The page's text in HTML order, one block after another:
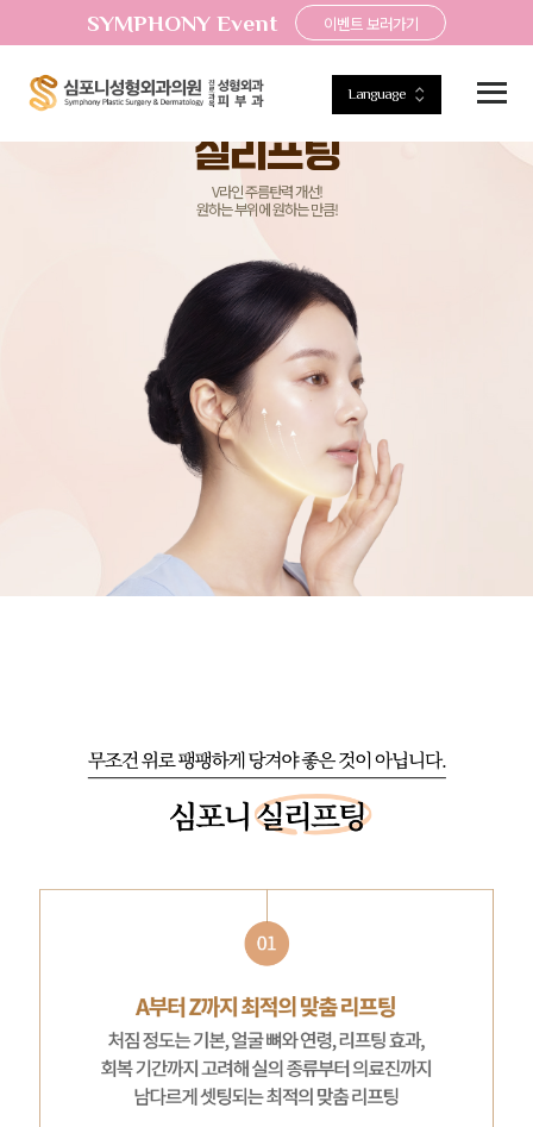
SYMPHONY Event 이벤트 보러가기
Language
Symphony Plastic Surgery & dermatology
실리프팅
V라인 주름탄력 개선!
원하는 부위에 원하는 만큼!